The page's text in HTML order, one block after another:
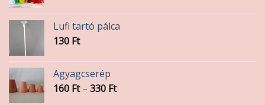
Lufi tartó pálca
130 Ft
Agyagcserép
160 Ft – 330 FtÁrtartomány: